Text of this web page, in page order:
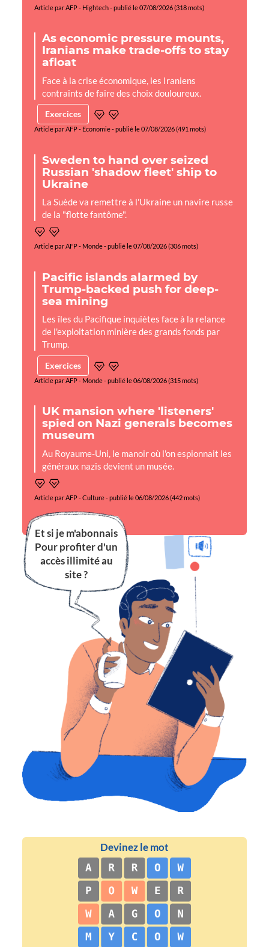
Article par AFP - Hightech - publié le 07/08/2026 (318 mots)
As economic pressure mounts,
Iranians make trade-offs to stay
afloat
Face à la crise économique, les Iraniens
contraints de faire des choix douloureux.
Exercices
Article par AFP - Economie - publié le 07/08/2026 (491 mots)
Sweden to hand over seized
Russian 'shadow fleet' ship to
Ukraine
La Suède va remettre à l'Ukraine un navire russe
de la "flotte fantôme".
Article par AFP - Monde - publié le 07/08/2026 (306 mots)
Pacific islands alarmed by
Trump-backed push for deep-
sea mining
Les îles du Pacifique inquiètes face à la relance
de l'exploitation minière des grands fonds par
Trump.
Exercices
Article par AFP - Monde - publié le 06/08/2026 (315 mots)
UK mansion where 'listeners'
spied on Nazi generals becomes
museum
Au Royaume-Uni, le manoir où l'on espionnait les
généraux nazis devient un musée.
Article par AFP - Culture - publié le 06/08/2026 (442 mots)
Et si je m'abonnais
Pour profiter d'un
accès illimité au
site ?